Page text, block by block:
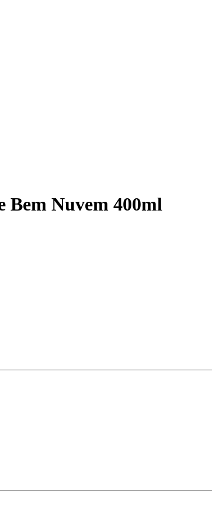
Bem Nuvem 400ml